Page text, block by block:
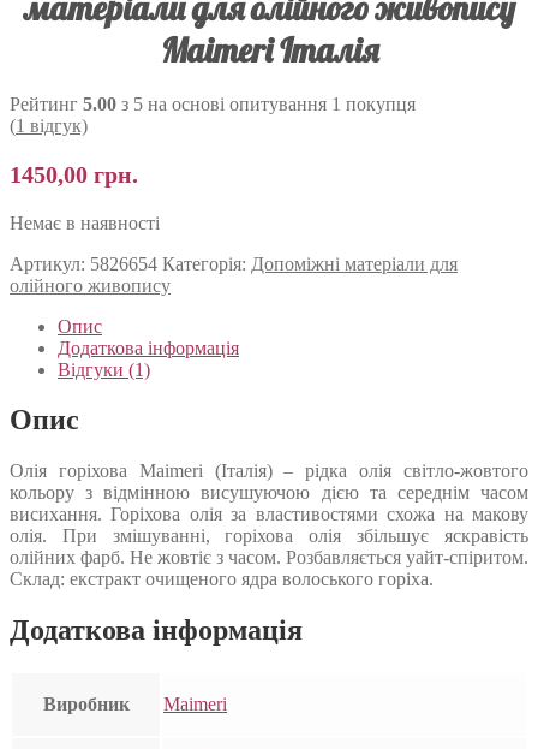
Maimeri Італія
Рейтинг 5.00 з 5 на основі опитування 1 покупця
(1 відгук)
1450,00 грн.
Немає в наявності
Артикул: 5826654 Категорія: Допоміжні матеріали для
олійного живопису
Опис
Додаткова інформація
Відгуки (1)
Опис
Олія горіхова Maimeri (Італія) – рідка олія світло-жовтого
кольору з відмінною висушуючою дією та середнім часом
висихання. Горіхова олія за властивостями схожа на макову
олія. При змішуванні, горіхова олія збільшує яскравість
олійних фарб. Не жовтіє з часом. Розбавляється уайт-спіритом.
Склад: екстракт очищеного ядра волоського горіха.
Додаткова інформація
Виробник Maimeri